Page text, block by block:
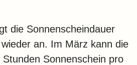
die Sonnenscheindauer
an. Im März kann die
Sonnenschein pro